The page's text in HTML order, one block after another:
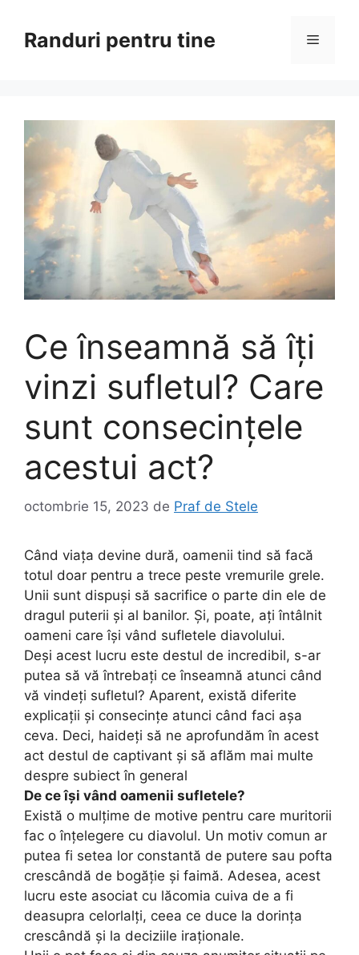
conținutRanduri pentru tine Meniu
Ce înseamnă să îți
vinzi sufletul? Care
sunt consecințele
acestui act?
octombrie 15, 2023 de Praf de Stele
Când viața devine dură, oamenii tind să facă
totul doar pentru a trece peste vremurile grele.
Unii sunt dispuși să sacrifice o parte din ele de
dragul puterii și al banilor. Și, poate, ați întâlnit
oameni care își vând sufletele diavolului.
Deși acest lucru este destul de incredibil, s-ar
putea să vă întrebați ce înseamnă atunci când
vă vindeți sufletul? Aparent, există diferite
explicații și consecințe atunci când faci așa
ceva. Deci, haideți să ne aprofundăm în acest
act destul de captivant și să aflăm mai multe
despre subiect în general
De ce își vând oamenii sufletele?
Există o mulțime de motive pentru care muritorii
fac o înțelegere cu diavolul. Un motiv comun ar
putea fi setea lor constantă de putere sau pofta
crescândă de bogăție și faimă. Adesea, acest
lucru este asociat cu lăcomia cuiva de a fi
deasupra celorlalți, ceea ce duce la dorința
crescândă și la deciziile iraționale.